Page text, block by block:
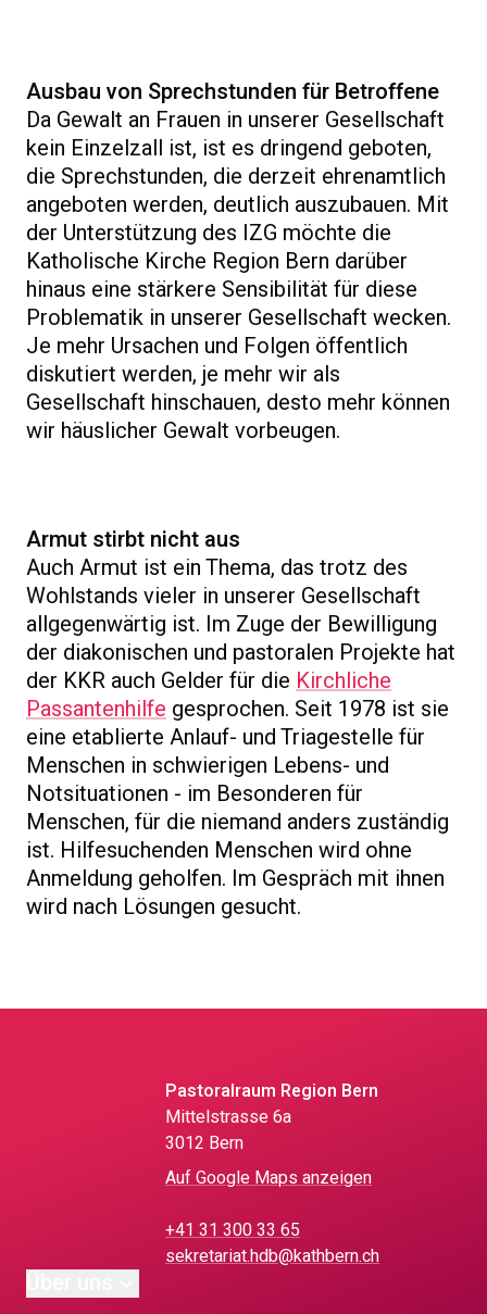
Ausbau von Sprechstunden für Betroffene
Da Gewalt an Frauen in unserer Gesellschaft
kein Einzelzall ist, ist es dringend geboten,
die Sprechstunden, die derzeit ehrenamtlich
angeboten werden, deutlich auszubauen. Mit
der Unterstützung des IZG möchte die
Katholische Kirche Region Bern darüber
hinaus eine stärkere Sensibilität für diese
Problematik in unserer Gesellschaft wecken.
Je mehr Ursachen und Folgen öffentlich
diskutiert werden, je mehr wir als
Gesellschaft hinschauen, desto mehr können
wir häuslicher Gewalt vorbeugen.
Armut stirbt nicht aus
Auch Armut ist ein Thema, das trotz des
Wohlstands vieler in unserer Gesellschaft
allgegenwärtig ist. Im Zuge der Bewilligung
der diakonischen und pastoralen Projekte hat
der KKR auch Gelder für die Kirchliche
Passantenhilfe gesprochen. Seit 1978 ist sie
eine etablierte Anlauf- und Triagestelle für
Menschen in schwierigen Lebens- und
Notsituationen - im Besonderen für
Menschen, für die niemand anders zuständig
ist. Hilfesuchenden Menschen wird ohne
Anmeldung geholfen. Im Gespräch mit ihnen
wird nach Lösungen gesucht.
Pastoralraum Region Bern
Mittelstrasse 6a
3012 Bern
Auf Google Maps anzeigen
+41 31 300 33 65
sekretariat.hdb@kathbern.ch